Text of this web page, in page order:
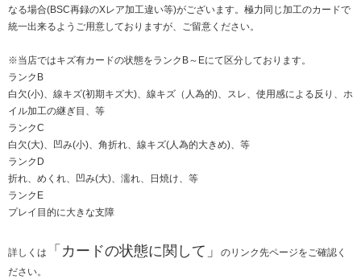
なる場合(BSC再録のXレア加工違い等)がございます。極力同じ加工のカードで
統一出来るようご用意しておりますが、ご留意ください。
※当店ではキズ有カードの状態をランクB～Eにて区分しております。
ランクB
白欠(小)、線キズ(初期キズ大)、線キズ（人為的)、スレ、使用感による反り、ホ
イル加工の継ぎ目、等
ランクC
白欠(大)、凹み(小)、角折れ、線キズ(人為的大きめ)、等
ランクD
折れ、めくれ、凹み(大)、濡れ、日焼け、等
ランクE
プレイ目的に大きな支障
詳しくは 「 カードの状態に関して 」
のリンク先ページをご確認く
ださい。